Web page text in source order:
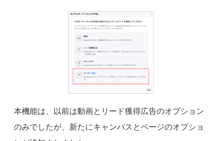
本機能は、以前は動画とリード獲得広告のオプション
のみでしたが、新たにキャンバスとページのオプショ